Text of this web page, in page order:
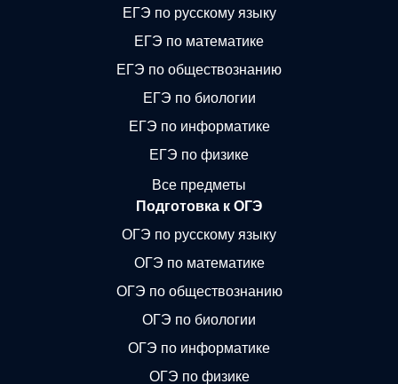
ЕГЭ по русскому языку
ЕГЭ по математике
ЕГЭ по обществознанию
ЕГЭ по биологии
ЕГЭ по информатике
ЕГЭ по физике
Все предметы
Подготовка к ОГЭ
ОГЭ по русскому языку
ОГЭ по математике
ОГЭ по обществознанию
ОГЭ по биологии
ОГЭ по информатике
ОГЭ по физике